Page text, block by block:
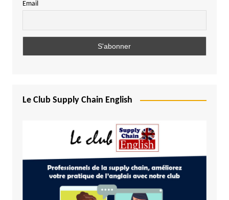
Email
Le Club Supply Chain English